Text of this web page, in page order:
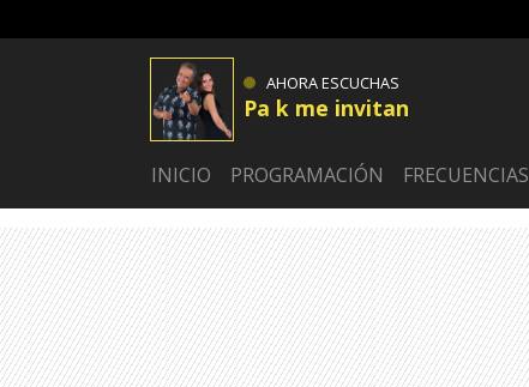
AHORA ESCUCHAS
Pa k me invitan
INICIO PROGRAMACIÓN FRECUENCIAS